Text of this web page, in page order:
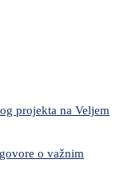
projekta na Veljem
o važnim